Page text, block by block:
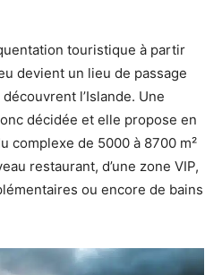
touristique à partir
devient un lieu de passage
l’Islande. Une
décidée et elle propose en
complexe de 5000 à 8700 m²
restaurant, d’une zone VIP,
ou encore de bains